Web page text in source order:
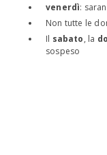
venerdì:
Non tutte le
Il sabato, la
sospeso